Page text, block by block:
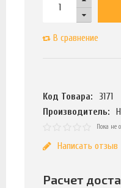
В сравнение
Код Товара:
3171
Производитель:
Пока не
Написать отзыв
Расчет